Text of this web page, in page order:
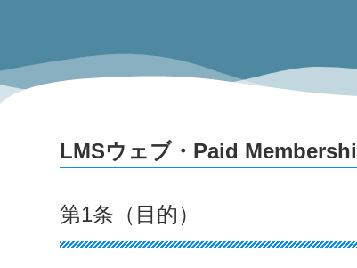
LMSウェブ・Paid
第1条（目的）